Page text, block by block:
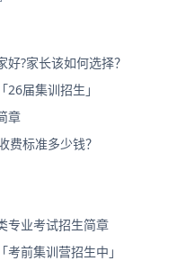
?家长该如何选择？
届集训招生」
章
费标准多少钱？
专业考试招生简章
前集训营招生中」